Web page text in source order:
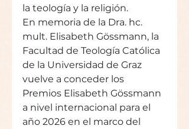
la teología y la religión.
En memoria de la Dra. hc.
mult. Elisabeth Gössmann, la
Facultad de Teología Católica
de la Universidad de Graz
vuelve a conceder los
Premios Elisabeth Gössmann
a nivel internacional para el
año 2026 en el marco del